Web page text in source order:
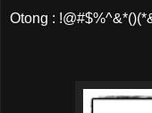
Otong :